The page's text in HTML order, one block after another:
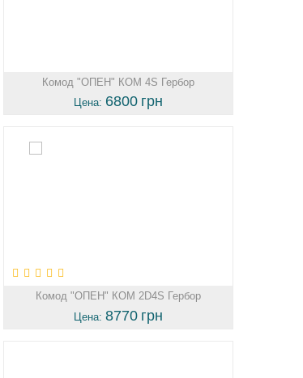
Комод "ОПЕН" КОМ 4S Гербор
Цена: 6800 грн
Комод "ОПЕН" КОМ 2D4S Гербор
Цена:8770 грн